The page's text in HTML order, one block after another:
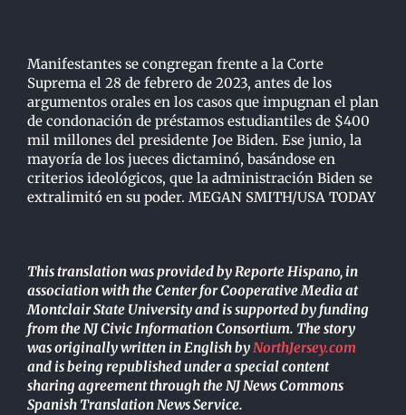
Manifestantes se congregan frente a la Corte
Suprema el 28 de febrero de 2023, antes de los
argumentos orales en los casos que impugnan el plan
de condonación de préstamos estudiantiles de $400
mil millones del presidente Joe Biden. Ese junio, la
mayoría de los jueces dictaminó, basándose en
criterios ideológicos, que la administración Biden se
extralimitó en su poder. MEGAN SMITH/USA TODAY
This translation was provided by Reporte Hispano, in
association with the Center for Cooperative Media at
Montclair State University and is supported by funding
from the NJ Civic Information Consortium. The story
was originally written in English byNorthJersey.com
and is being republished under a special content
sharing agreement through the NJ News Commons
Spanish Translation News Service.